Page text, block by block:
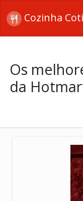
Cozinha
Os
da